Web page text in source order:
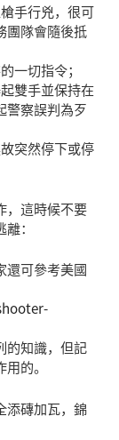
手行兇，很可
團隊會隨後抵
一切指令；
雙手並保持在
警察誤判為歹
突然停下或停
，這時候不要
：
還可參考美國
的知識，但記
的。
添磚加瓦，錦